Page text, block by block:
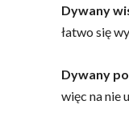
Dywany
łatwo się
Dywany
więc na nie